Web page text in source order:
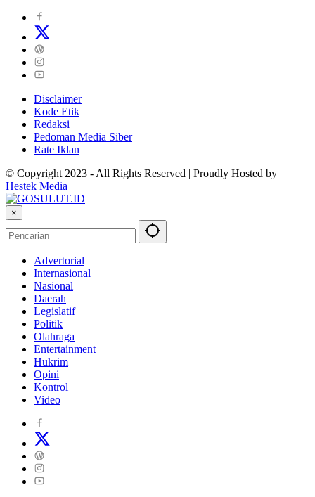
Disclaimer
Kode Etik
Redaksi
Pedoman Media Siber
Rate Iklan
© Copyright 2023 - All Rights Reserved | Proudly Hosted by
Hestek Media
×
Advertorial
Internasional
Nasional
Daerah
Legislatif
Politik
Olahraga
Entertainment
Hukrim
Opini
Kontrol
Video